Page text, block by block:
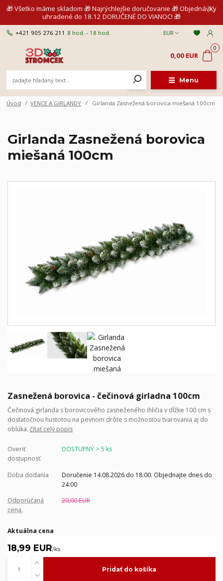
🎁 Všetko máme skladom 🎁 Najrýchlejšie doručovanie 🎁 Objednávky
uhradené do 18.12 DORUČENÉ DO VIANOC! 🎁
Menu
EUR
+421 905 276 211 8 hod. - 18 hod.
0
0,00 EUR
Úvod VENCE A GIRLANDY Girlanda Zasnežená borovica miešaná 100cm
Girlanda Zasnežená borovica
miešaná 100cm
Zasnežená borovica - čečinová girladna 100cm
Čečinová girlanda s borovicového zasneženého ihličia v dĺžke 100 cm s
dostatočnou hustotou na pevnom drôte s možnosťou tvarovania aj do
oblúka. čítať celý popis
Overiť
dostupnosť.
DOSTUPNÝ > 5 ks
Doba dodania
Doručenie 14.08.2026 do 18:00. Objednajte dnes do
24:00
Odporúčaná
cena.
20,00 EUR
Aktuálna cena
18,99 EUR/ks
Pridať do košíka